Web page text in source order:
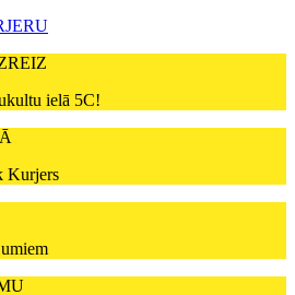
ielā 5C!
Kurjers